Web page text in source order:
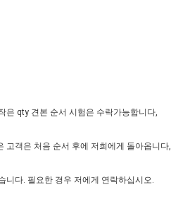
은 qty 견본 순서 시험은 수락가능합니다,
고객은 처음 순서 후에 저희에게 돌아옵니다,
니다. 필요한 경우 저에게 연락하십시오.